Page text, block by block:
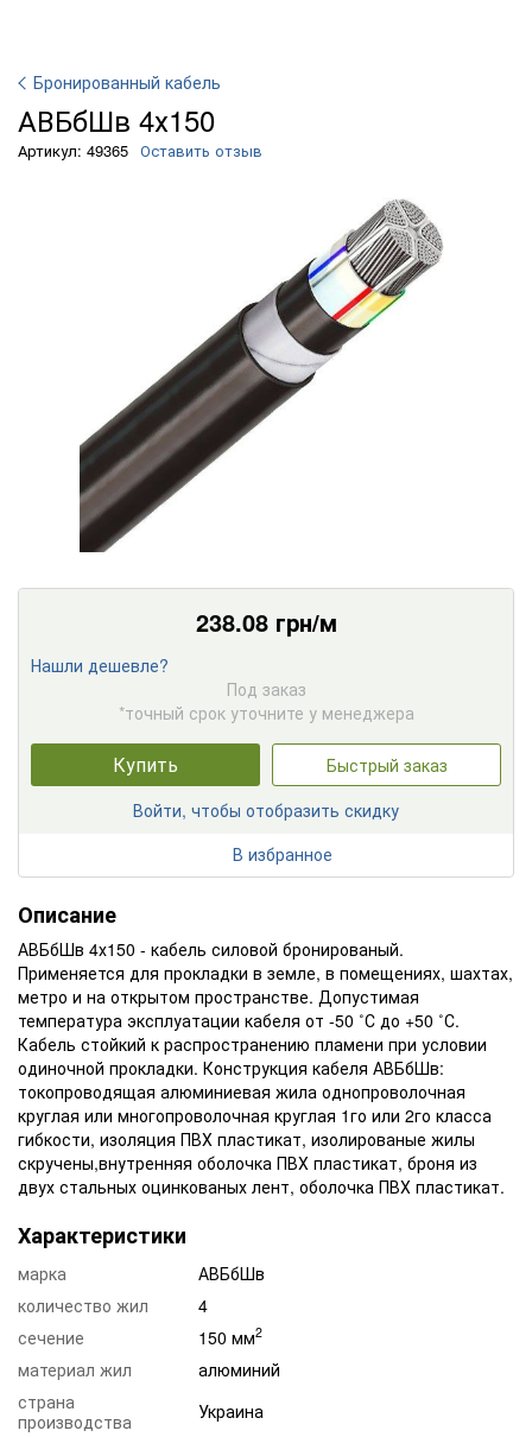
Бронированный кабель
АВБбШв 4х150
Артикул: 49365 Оставить отзыв
238.08грн/м
Нашли дешевле?
Под заказ
*точный срок уточните у менеджера
Купить
Быстрый заказ
Войти, чтобы отобразить скидку
В избранное
Описание
АВБбШв 4х150 - кабель силовой бронированый.
Применяется для прокладки в земле, в помещениях, шахтах,
метро и на открытом пространстве. Допустимая
температура эксплуатации кабеля от -50 ˚С до +50 ˚С.
Кабель стойкий к распространению пламени при условии
одиночной прокладки. Конструкция кабеля АВБбШв:
токопроводящая алюминиевая жила однопроволочная
круглая или многопроволочная круглая 1го или 2го класса
гибкости, изоляция ПВХ пластикат, изолированые жилы
скручены,внутренняя оболочка ПВХ пластикат, броня из
двух стальных оцинкованых лент, оболочка ПВХ пластикат.
Характеристики
марка
АВБбШв
количество жил
4
сечение
150 мм2
материал жил
алюминий
страна
производства
Украина